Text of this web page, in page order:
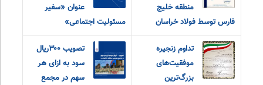
منطقه خلیج
فارس توسط فولاد خراسان
عنوان «سفیر
مسئولیت اجتماعی»
تداوم زنجیره
موفقیت‌های
بزرگ‌ترین
تصویب ۳۰۰ریال
سود به ازای هر
سهم در مجمع